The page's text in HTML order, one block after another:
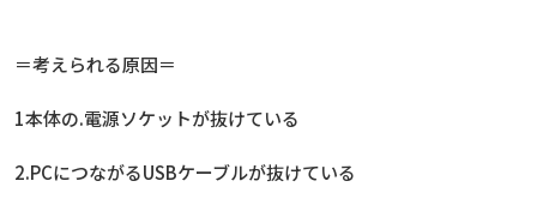
＝考えられる原因＝
1本体の.電源ソケットが抜けている
2.PCにつながるUSBケーブルが抜けている